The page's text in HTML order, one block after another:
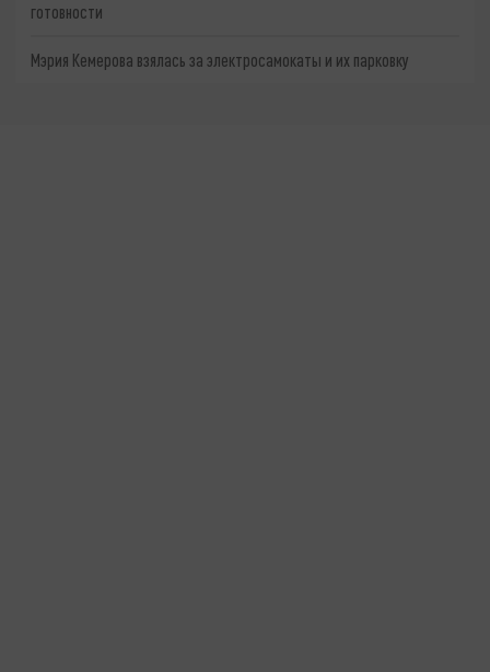
готовности
Мэрия Кемерова взялась за электросамокаты и их парковку